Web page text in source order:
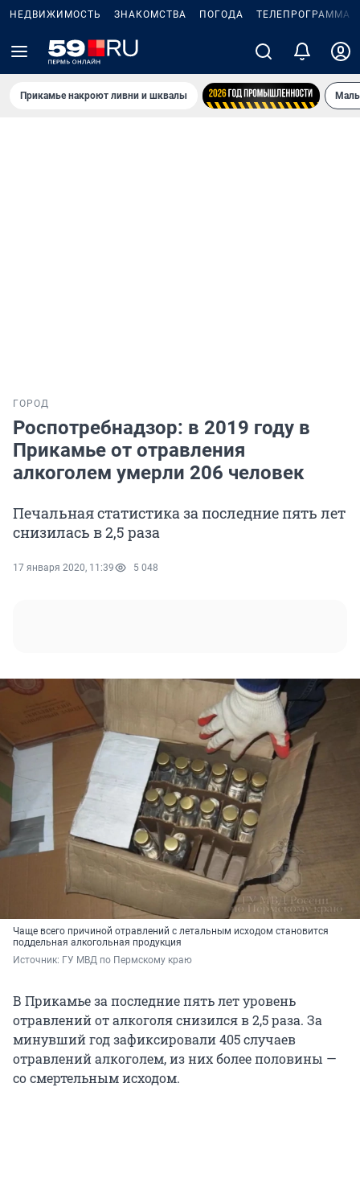
НЕДВИЖИМОСТЬ ЗНАКОМСТВА ПОГОДА ТЕЛЕПРОГРАММА
Прикамье накроют ливни и шквалы
ГОРОД
Роспотребнадзор: в 2019 году в
Прикамье от отравления
алкоголем умерли 206 человек
Печальная статистика за последние пять лет
снизилась в 2,5 раза
17 января 2020, 11:39 5 048
Чаще всего причиной отравлений с летальным исходом становится
поддельная алкогольная продукция
Источник: ГУ МВД по Пермскому краю
В Прикамье за последние пять лет уровень
отравлений от алкоголя снизился в 2,5 раза. За
минувший год зафиксировали 405 случаев
отравлений алкоголем, из них более половины —
со смертельным исходом.